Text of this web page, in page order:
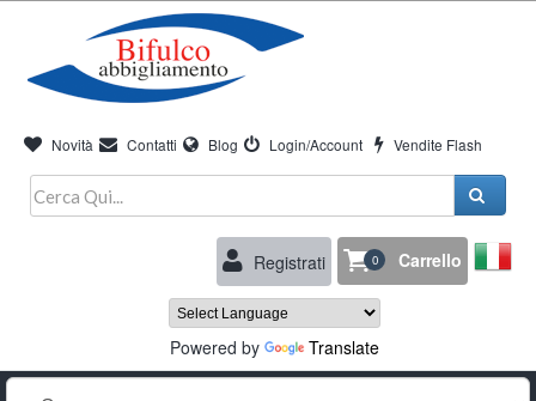
Novità Contatti Blog Login/Account Vendite Flash
Registrati 0 Carrello
Powered by Translate